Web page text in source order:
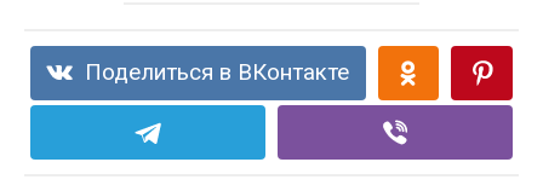
Поделиться в ВКонтакте